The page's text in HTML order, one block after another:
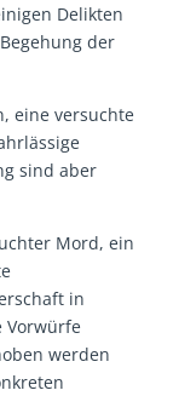
Delikten
der
eine versuchte
sind aber
Mord, ein
in
Vorwürfe
werden